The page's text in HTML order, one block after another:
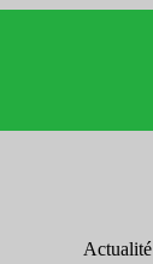
Actualité